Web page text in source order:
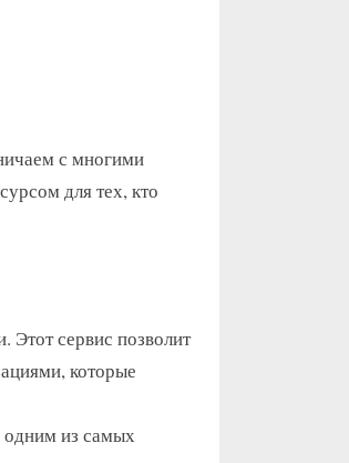
с многими
для тех, кто
Этот сервис позволит
которые
одним из самых